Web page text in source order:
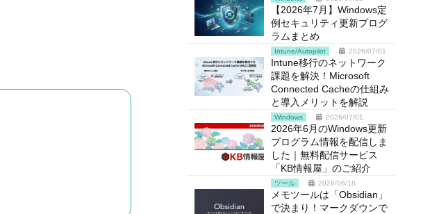
【2026年7月】Windows定
例セキュリティ更新プログ
ラムまとめ
Intune/Autopilot 2026/07/01
Intune移行のネットワーク
課題を解決！Microsoft
Connected Cacheの仕組み
と導入メリットを解説
Windows 2026/07/01
2026年6月のWindows更新
プログラム情報を配信しま
した｜無料配信サービス
「KB情報屋」のご紹介
ツール 2026/06/18
メモツールは「Obsidian」
で決まり！マークダウンで